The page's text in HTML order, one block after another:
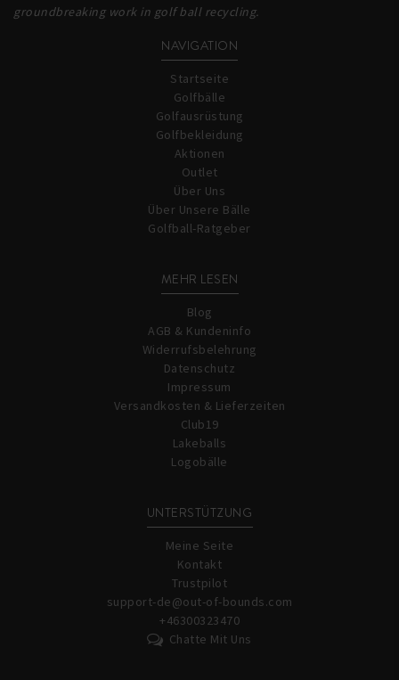
groundbreaking work in golf ball recycling.
NAVIGATION
Startseite
Golfbälle
Golfausrüstung
Golfbekleidung
Aktionen
Outlet
Über Uns
Über Unsere Bälle
Golfball-Ratgeber
MEHR LESEN
Blog
AGB & Kundeninfo
Widerrufsbelehrung
Datenschutz
Impressum
Versandkosten & Lieferzeiten
Club19
Lakeballs
Logobälle
UNTERSTÜTZUNG
Meine Seite
Kontakt
Trustpilot
support-de@out-of-bounds.com
+46300323470
Chatte Mit Uns